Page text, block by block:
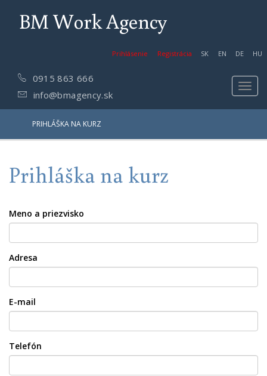
BM Work Agency
Prihlásenie Registrácia SK EN DE HU
0915 863 666
info@bmagency.sk
PRIHLÁŠKA NA KURZ
Prihláška na kurz
Meno a priezvisko
Adresa
E-mail
Telefón